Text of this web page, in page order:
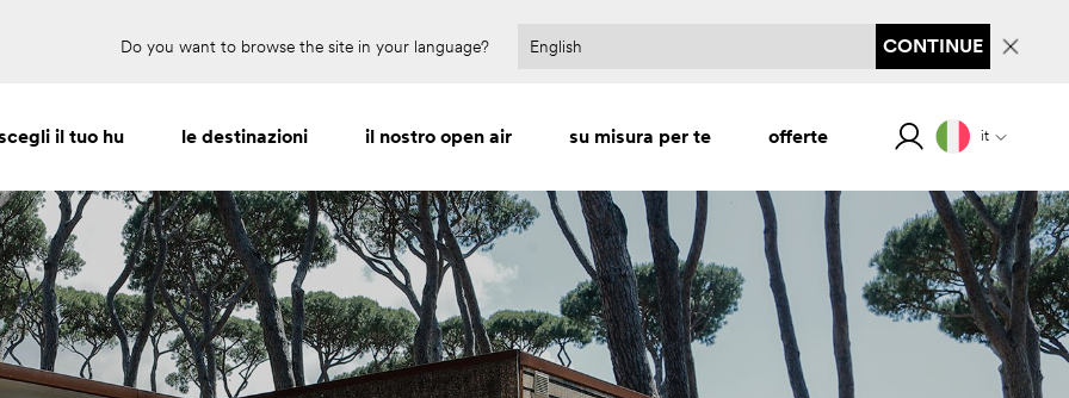
Do you want to browse the site in your language? CONTINUE
il tuo hu le destinazioni il nostro open air su misura per te offerte it